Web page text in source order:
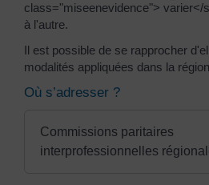
class="miseenevidence"> varier</
à l'autre.
Il est possible de se rapprocher
modalités appliquées dans la
Où s’adresser ?
Commissions paritaires
interprofessionnelles